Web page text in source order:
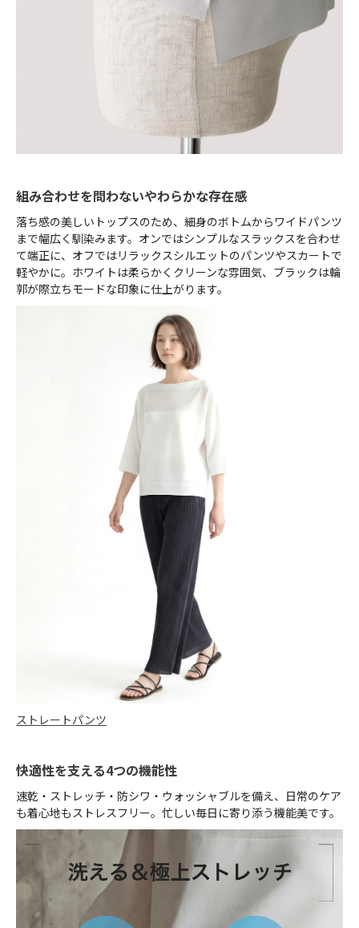
組み合わせを問わないやわらかな存在感
落ち感の美しいトップスのため、細身のボトムからワイドパンツ
まで幅広く馴染みます。オンではシンプルなスラックスを合わせ
て端正に、オフではリラックスシルエットのパンツやスカートで
軽やかに。ホワイトは柔らかくクリーンな雰囲気、ブラックは輪
郭が際立ちモードな印象に仕上がります。
ストレートパンツ
快適性を支える4つの機能性
速乾・ストレッチ・防シワ・ウォッシャブルを備え、日常のケア
も着心地もストレスフリー。忙しい毎日に寄り添う機能美です。